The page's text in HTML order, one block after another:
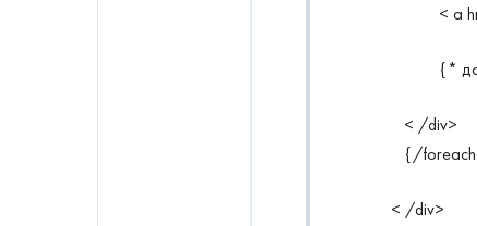
< a
{*
< /div>
{/
< /div>